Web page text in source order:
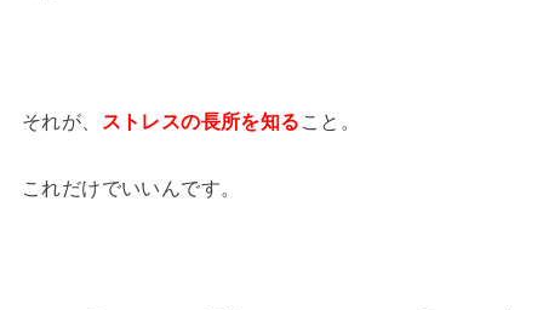
それが、 ストレスの長所を知る こと。
これだけでいいんです。